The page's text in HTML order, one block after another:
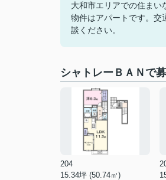
大和市エリアでの住ま
物件はアパートです。交
談ください。
シャトレーＢＡＮで
204
15.34坪 (50.74㎡)